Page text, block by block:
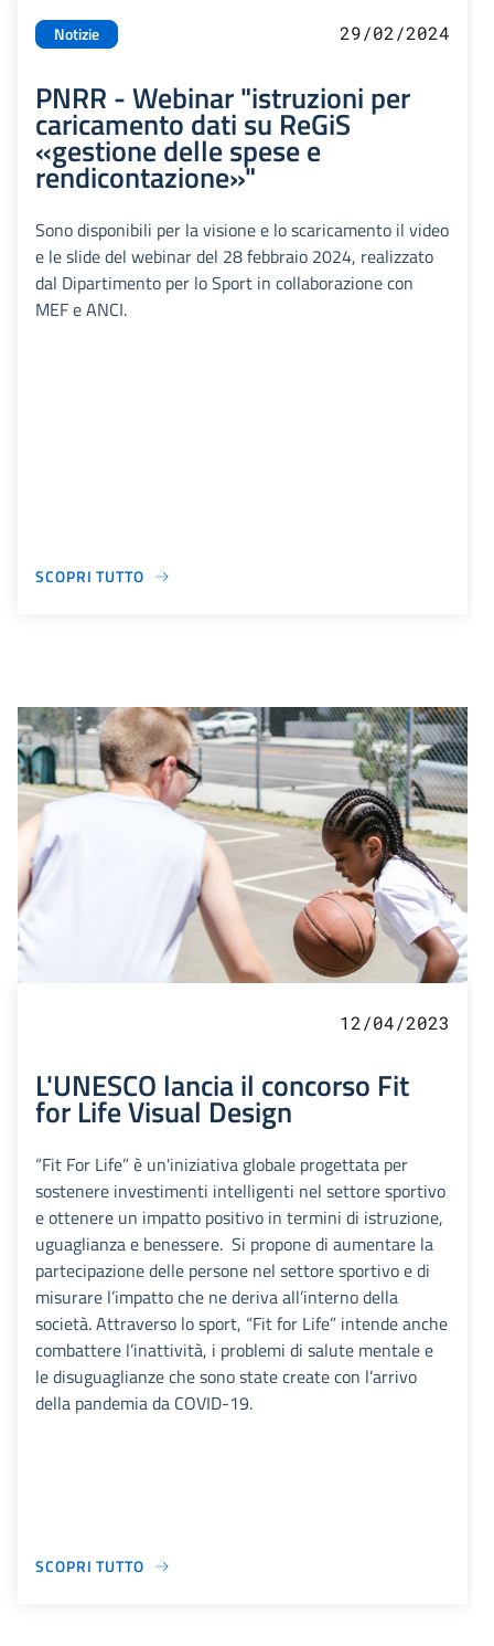
Notizie 29/02/2024
PNRR - Webinar "istruzioni per
caricamento dati su ReGiS
«gestione delle spese e
rendicontazione»"
Sono disponibili per la visione e lo scaricamento il video
e le slide del webinar del 28 febbraio 2024, realizzato
dal Dipartimento per lo Sport in collaborazione con
MEF e ANCI.
SCOPRI TUTTO
12/04/2023
L'UNESCO lancia il concorso Fit
for Life Visual Design
“Fit For Life” è un'iniziativa globale progettata per
sostenere investimenti intelligenti nel settore sportivo
e ottenere un impatto positivo in termini di istruzione,
uguaglianza e benessere. Si propone di aumentare la
partecipazione delle persone nel settore sportivo e di
misurare l’impatto che ne deriva all’interno della
società. Attraverso lo sport, “Fit for Life” intende anche
combattere l’inattività, i problemi di salute mentale e
le disuguaglianze che sono state create con l’arrivo
della pandemia da COVID-19.
SCOPRI TUTTO